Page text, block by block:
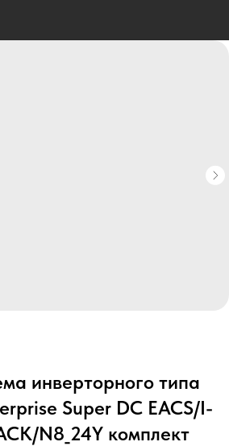
инверторного типа
Super DC EACS/I-
N8_24Y комплект